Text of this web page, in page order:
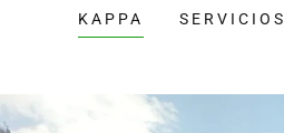
KAPPA SERVICIOS